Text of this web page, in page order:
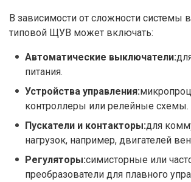
В зависимости от сложности системы
типовой ЩУВ может включать:
Автоматические выключатели:
питания.
Устройства управления:
контроллеры или релейные схемы.
Пускатели и контакторы:для
нагрузок, например, двигателей
Регуляторы:симисторные или
преобразователи для плавного